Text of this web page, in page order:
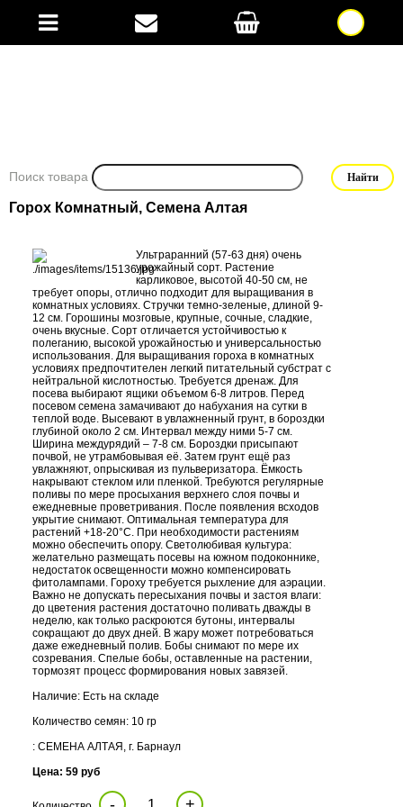
Поиск товара
Горох Комнатный, Семена Алтая
Ультраранний (57-63 дня) очень
урожайный сорт. Растение
карликовое, высотой 40-50 см, не
требует опоры, отлично подходит для выращивания в
комнатных условиях. Стручки темно-зеленые, длиной 9-
12 см. Горошины мозговые, крупные, сочные, сладкие,
очень вкусные. Сорт отличается устойчивостью к
полеганию, высокой урожайностью и универсальностью
использования. Для выращивания гороха в комнатных
условиях предпочтителен легкий питательный субстрат с
нейтральной кислотностью. Требуется дренаж. Для
посева выбирают ящики объемом 6-8 литров. Перед
посевом семена замачивают до набухания на сутки в
теплой воде. Высевают в увлажненный грунт, в бороздки
глубиной около 2 см. Интервал между ними 5-7 см.
Ширина междурядий – 7-8 см. Бороздки присыпают
почвой, не утрамбовывая её. Затем грунт ещё раз
увлажняют, опрыскивая из пульверизатора. Ёмкость
накрывают стеклом или пленкой. Требуются регулярные
поливы по мере просыхания верхнего слоя почвы и
ежедневные проветривания. После появления всходов
укрытие снимают. Оптимальная температура для
растений +18-20°С. При необходимости растениям
можно обеспечить опору. Светолюбивая культура:
желательно размещать посевы на южном подоконнике,
недостаток освещенности можно компенсировать
фитолампами. Гороху требуется рыхление для аэрации.
Важно не допускать пересыхания почвы и застоя влаги:
до цветения растения достаточно поливать дважды в
неделю, как только раскроются бутоны, интервалы
сокращают до двух дней. В жару может потребоваться
даже ежедневный полив. Бобы снимают по мере их
созревания. Спелые бобы, оставленные на растении,
тормозят процесс формирования новых завязей.
Наличие: Есть на складе
Количество семян: 10 гр
: СЕМЕНА АЛТАЯ, г. Барнаул
Цена: 59 руб